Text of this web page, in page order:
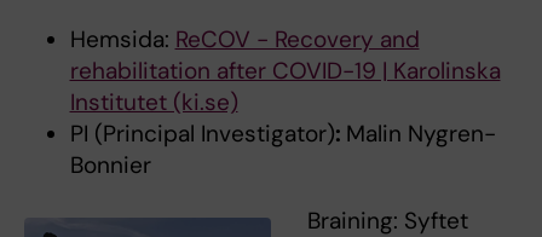
Hemsida: ReCOV - Recovery and
rehabilitation after COVID-19 | Karolinska
Institutet (ki.se)
PI (Principal Investigator): Malin Nygren-
Bonnier
Braining: Syftet